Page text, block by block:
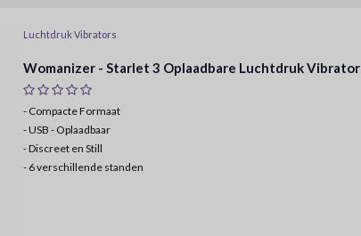
Luchtdruk Vibrators
Womanizer - Starlet 3 Oplaadbare Luchtdruk Vibrator
- Compacte Formaat
-USB - Oplaadbaar
-Discreet en Still
- 6 verschillende standen